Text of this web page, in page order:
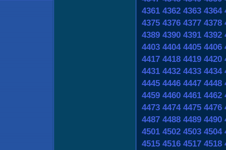
4361 4362 4363 4364
4375 4376 4377 4378
4389 4390 4391 4392
4403 4404 4405 4406
4417 4418 4419 4420
4431 4432 4433 4434
4445 4446 4447 4448
4459 4460 4461 4462
4473 4474 4475 4476
4487 4488 4489 4490
4501 4502 4503 4504
4515 4516 4517 4518